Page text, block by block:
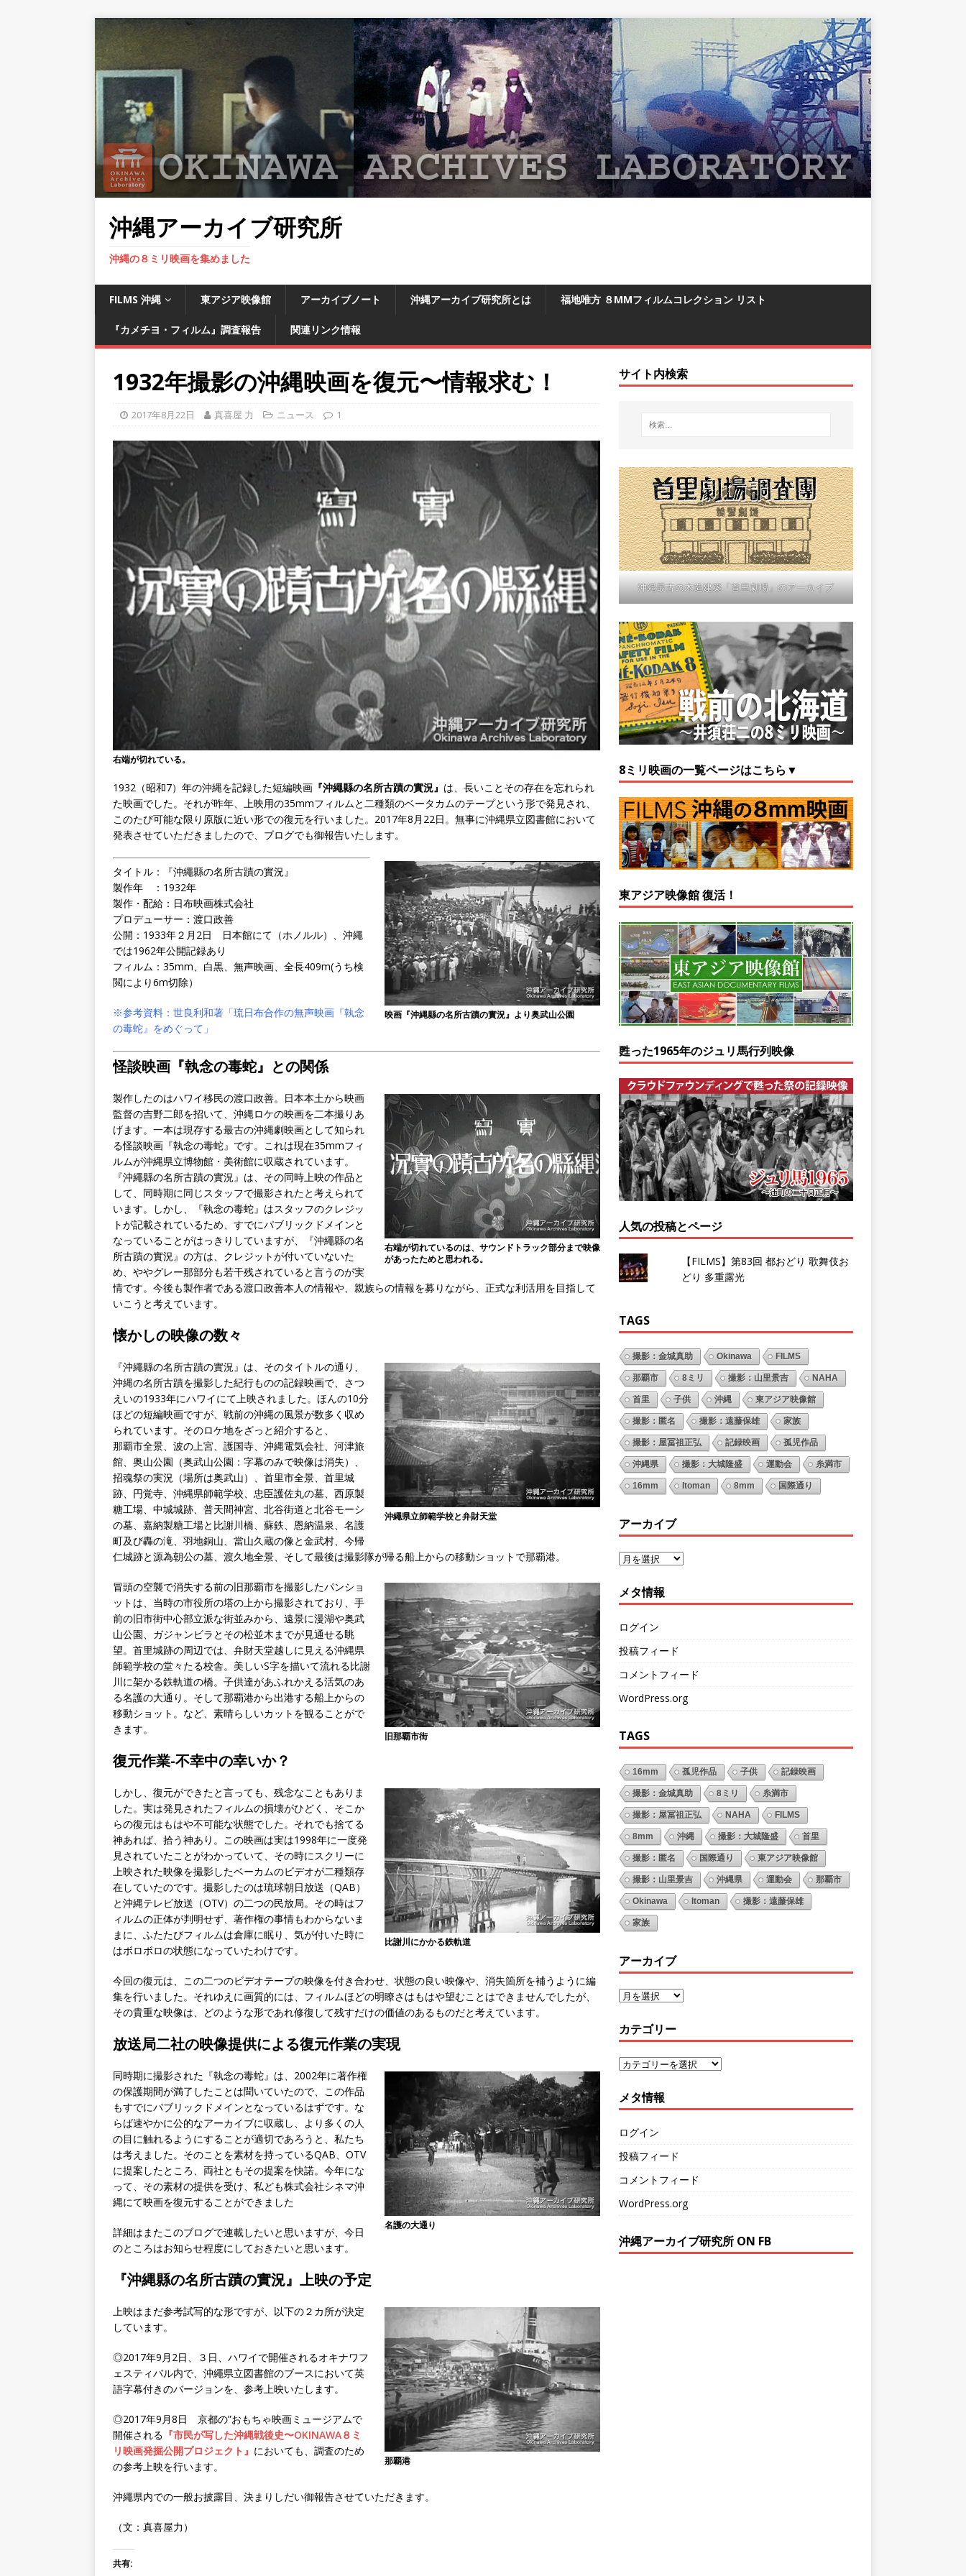
沖縄アーカイブ研究所
沖縄の８ミリ映画を集めました
FILMS 沖縄 東アジア映像館 アーカイブノート 沖縄アーカイブ研究所とは 福地唯方 ８MMフィルムコレクション リスト
『カメチヨ・フィルム』調査報告 関連リンク情報
1932年撮影の沖縄映画を復元〜情報求む！
2017年8月22日 真喜屋 力 ニュース 1
右端が切れている。
1932（昭和7）年の沖縄を記録した短編映画 『沖繩縣の名所古蹟の實況』 は、長いことその存在を忘れられ
た映画でした。それが昨年、上映用の35mmフィルムと二種類のベータカムのテープという形で発見され、
このたび可能な限り原版に近い形での復元を行いました。2017年8月22日。無事に沖縄県立図書館において
発表させていただきましたので、ブログでも御報告いたします。
映画『沖縄縣の名所古蹟の實況』より奥武山公園
タイトル：『沖繩縣の名所古蹟の實況』
製作年 ：1932年
製作・配給：日布映画株式会社
プロデューサー：渡口政善
公開：1933年２月2日 日本館にて（ホノルル）、沖繩
では1962年公開記録あり
フィルム：35mm、白黒、無声映画、全長409m(うち検
閲により6m切除）
※参考資料：世良利和著「琉日布合作の無声映画『執念
の毒蛇』をめぐって」
怪談映画『執念の毒蛇』との関係
右端が切れているのは、サウンドトラック部分まで映像
があったためと思われる。
製作したのはハワイ移民の渡口政善。日本本土から映画
監督の吉野二郎を招いて、沖縄ロケの映画を二本撮りあ
げます。一本は現存する最古の沖縄劇映画として知られ
る怪談映画『執念の毒蛇』です。これは現在35mmフィ
ルムが沖縄県立博物館・美術館に収蔵されています。
『沖繩縣の名所古蹟の實況』は、その同時上映の作品と
して、同時期に同じスタッフで撮影されたと考えられて
います。しかし、『執念の毒蛇』はスタッフのクレジッ
トが記載されているため、すでにパブリックドメインと
なっていることがはっきりしていますが、『沖繩縣の名
所古蹟の實況』の方は、クレジットが付いていないた
め、ややグレー那部分も若干残されていると言うのが実
情です。今後も製作者である渡口政善本人の情報や、親族らの情報を募りながら、正式な利活用を目指して
いこうと考えています。
懐かしの映像の数々
沖繩県立師範学校と弁財天堂
『沖繩縣の名所古蹟の實況』は、そのタイトルの通り、
沖縄の名所古蹟を撮影した紀行ものの記録映画で、さつ
えいの1933年にハワイにて上映されました。ほんの10分
ほどの短編映画ですが、戦前の沖縄の風景が数多く収め
られています。そのロケ地をざっと紹介すると、
那覇市全景、波の上宮、護国寺、沖縄電気会社、河津旅
館、奥山公園（奥武山公園：字幕のみで映像は消失）、
招魂祭の実況（場所は奥武山）、首里市全景、首里城
跡、円覚寺、沖縄県師範学校、忠臣護佐丸の墓、西原製
糖工場、中城城跡、普天間神宮、北谷街道と北谷モーシ
の墓、嘉納製糖工場と比謝川橋、蘇鉄、恩納温泉、名護
町及び轟の滝、羽地銅山、當山久蔵の像と金武村、今帰
仁城跡と源為朝公の墓、渡久地全景、そして最後は撮影隊が帰る船上からの移動ショットで那覇港。
旧那覇市街
冒頭の空襲で消失する前の旧那覇市を撮影したパンショ
ットは、当時の市役所の塔の上から撮影されており、手
前の旧市街中心部立派な街並みから、遠景に漫湖や奥武
山公園、ガジャンビラとその松並木までが見通せる眺
望。首里城跡の周辺では、弁財天堂越しに見える沖縄県
師範学校の堂々たる校舎。美しいS字を描いて流れる比謝
川に架かる鉄軌道の橋。子供達があふれかえる活気のあ
る名護の大通り。そして那覇港から出港する船上からの
移動ショット。など、素晴らしいカットを観ることがで
きます。
復元作業-不幸中の幸いか？
比謝川にかかる鉄軌道
しかし、復元ができたと言っても、残念なこともありま
した。実は発見されたフィルムの損壊がひどく、そこか
らの復元はもはや不可能な状態でした。それでも捨てる
神あれば、拾う神あり。この映画は実は1998年に一度発
見されていたことがわかっていて、その時にスクリーに
上映された映像を撮影したベーカムのビデオが二種類存
在していたのです。撮影したのは琉球朝日放送（QAB）
と沖縄テレビ放送（OTV）の二つの民放局。その時はフ
ィルムの正体が判明せず、著作権の事情もわからないま
まに、ふたたびフィルムは倉庫に眠り、気が付いた時に
はボロボロの状態になっていたわけです。
今回の復元は、この二つのビデオテープの映像を付き合わせ、状態の良い映像や、消失箇所を補うように編
集を行いました。それゆえに画質的には、フィルムほどの明瞭さはもはや望むことはできませんでしたが、
その貴重な映像は、どのような形であれ修復して残すだけの価値のあるものだと考えています。
放送局二社の映像提供による復元作業の実現
名護の大通り
同時期に撮影された『執念の毒蛇』は、2002年に著作権
の保護期間が満了したことは聞いていたので、この作品
もすでにパブリックドメインとなっているはずです。な
らば速やかに公的なアーカイブに収蔵し、より多くの人
の目に触れるようにすることが適切であろうと、私たち
は考えました。そのことを素材を持っているQAB、OTV
に提案したところ、両社ともその提案を快諾。今年にな
って、その素材の提供を受け、私ども株式会社シネマ沖
縄にて映画を復元することができました
詳細はまたこのブログで連載したいと思いますが、今日
のところはお知らせ程度にしておきたいと思います。
『沖縄縣の名所古蹟の實況』上映の予定
那覇港
上映はまだ参考試写的な形ですが、以下の２カ所が決定
しています。
◎2017年9月2日、３日、ハワイで開催されるオキナワフ
ェスティバル内で、沖繩県立図書館のブースにおいて英
語字幕付きのバージョンを、参考上映いたします。
◎2017年9月8日 京都の”おもちゃ映画ミュージアムで
開催される 『市民が写した沖縄戦後史〜OKINAWA８ミ
リ映画発掘公開プロジェクト』 においても、調査のため
の参考上映を行います。
沖繩県内での一般お披露目、決まりしだい御報告させていただきます。
（文：真喜屋力）
共有:
サイト内検索
沖縄最古の木造建築「首里劇場」のアーカイブ
8ミリ映画の一覧ページはこちら▼
東アジア映像館 復活！
甦った1965年のジュリ馬行列映像
人気の投稿とページ
【FILMS】第83回 都おどり 歌舞伎お
どり 多重露光
TAGS
撮影：金城真助 Okinawa FILMS
那覇市 8ミリ 撮影：山里景吉 NAHA
首里 子供 沖縄 東アジア映像館
撮影：匿名 撮影：遠藤保雄 家族
撮影：屋冨祖正弘 記録映画 孤児作品
沖縄県 撮影：大城隆盛 運動会 糸満市
16mm Itoman 8mm 国際通り
アーカイブ
メタ情報
ログイン
投稿フィード
コメントフィード
WordPress.org
TAGS
16mm 孤児作品 子供 記録映画
撮影：金城真助 8ミリ 糸満市
撮影：屋冨祖正弘 NAHA FILMS
8mm 沖縄 撮影：大城隆盛 首里
撮影：匿名 国際通り 東アジア映像館
撮影：山里景吉 沖縄県 運動会 那覇市
Okinawa Itoman 撮影：遠藤保雄
家族
アーカイブ
カテゴリー
メタ情報
ログイン
投稿フィード
コメントフィード
WordPress.org
沖縄アーカイブ研究所 ON FB